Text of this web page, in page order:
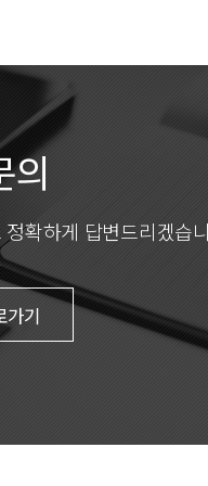
의
정확하게 답변드리겠습
가기